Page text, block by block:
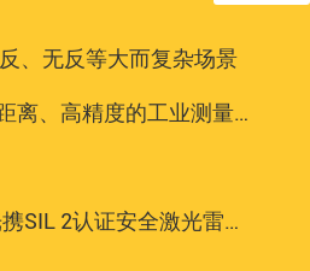
、无反等大而复杂场景
、高精度的工业测量场景
光雷达登陆AUTOMATE 2025